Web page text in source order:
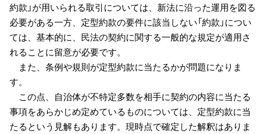
約款」が用いられる取引については、新法に沿った運用を図る
必要がある一方、定型約款の要件に該当しない「約款」につい
ては、基本的に、民法の契約に関する一般的な規定が適用さ
れることに留意が必要です。
また、条例や規則が定型約款に当たるかが問題になりま
す。
この点、自治体が不特定多数を相手に契約の内容に当たる
事項をあらかじめ定めているものについては、定型約款に当
たるという見解もあります。現時点で確定した解釈はありま